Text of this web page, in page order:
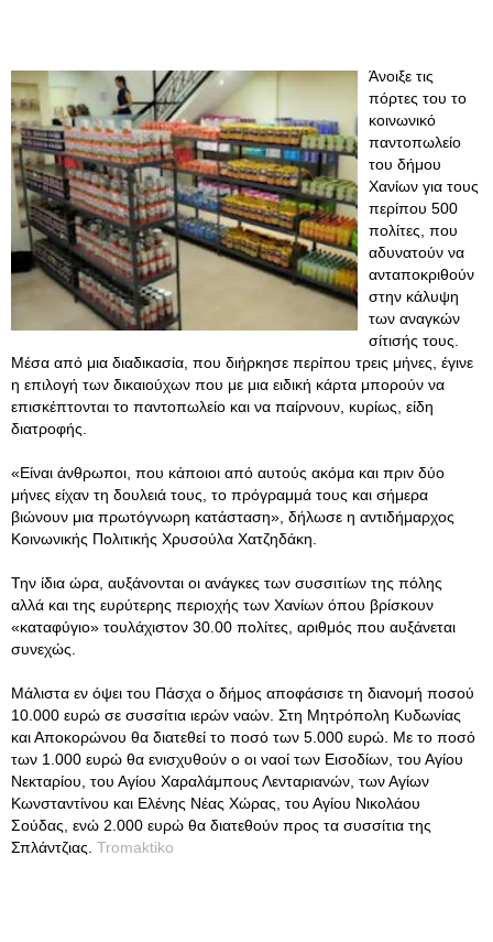
Άνοιξε τις
πόρτες του το
κοινωνικό
παντοπωλείο
του δήμου
Χανίων για τους
περίπου 500
πολίτες, που
αδυνατούν να
ανταποκριθούν
στην κάλυψη
των αναγκών
σίτισής τους.
Μέσα από μια διαδικασία, που διήρκησε περίπου τρεις μήνες, έγινε
η επιλογή των δικαιούχων που με μια ειδική κάρτα μπορούν να
επισκέπτονται το παντοπωλείο και να παίρνουν, κυρίως, είδη
διατροφής.
«Είναι άνθρωποι, που κάποιοι από αυτούς ακόμα και πριν δύο
μήνες είχαν τη δουλειά τους, το πρόγραμμά τους και σήμερα
βιώνουν μια πρωτόγνωρη κατάσταση», δήλωσε η αντιδήμαρχος
Κοινωνικής Πολιτικής Χρυσούλα Χατζηδάκη.
Την ίδια ώρα, αυξάνονται οι ανάγκες των συσσιτίων της πόλης
αλλά και της ευρύτερης περιοχής των Χανίων όπου βρίσκουν
«καταφύγιο» τουλάχιστον 30.00 πολίτες, αριθμός που αυξάνεται
συνεχώς.
Μάλιστα εν όψει του Πάσχα ο δήμος αποφάσισε τη διανομή ποσού
10.000 ευρώ σε συσσίτια ιερών ναών. Στη Μητρόπολη Κυδωνίας
και Αποκορώνου θα διατεθεί το ποσό των 5.000 ευρώ. Με το ποσό
των 1.000 ευρώ θα ενισχυθούν ο οι ναοί των Εισοδίων, του Αγίου
Νεκταρίου, του Αγίου Χαραλάμπους Λενταριανών, των Αγίων
Κωνσταντίνου και Ελένης Νέας Χώρας, του Αγίου Νικολάου
Σούδας, ενώ 2.000 ευρώ θα διατεθούν προς τα συσσίτια της
Σπλάντζιας. Tromaktiko